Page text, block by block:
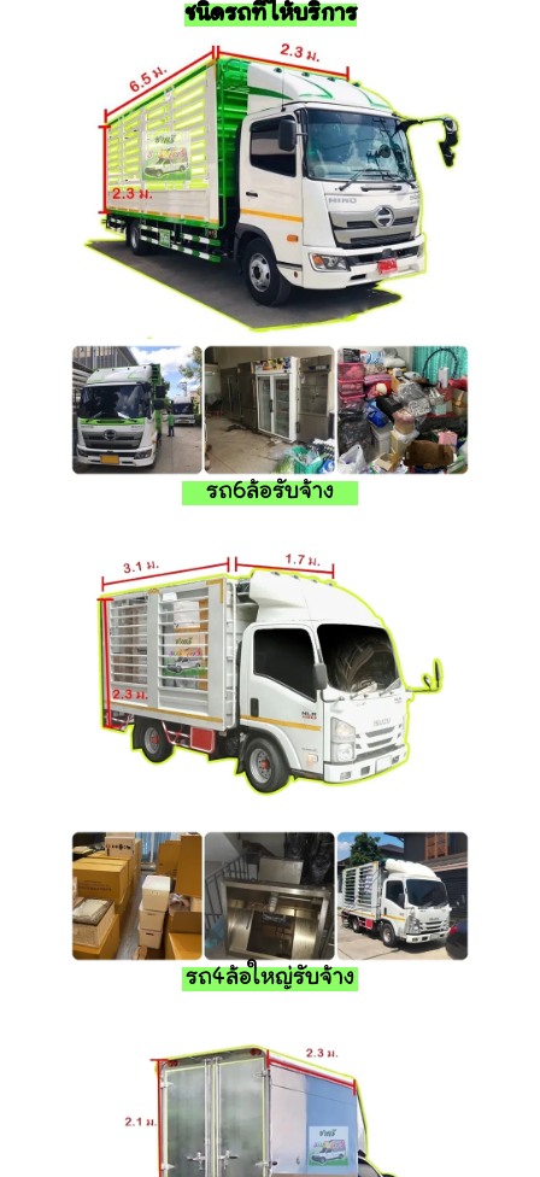
ชนิดรถที่ให้บริการ
รถ6ล้อรับจ้าง
รถ4ล้อใหญ่รับจ้าง